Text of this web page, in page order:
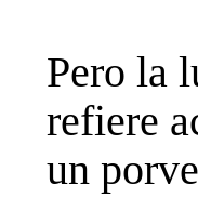
Pero la
refiere
un